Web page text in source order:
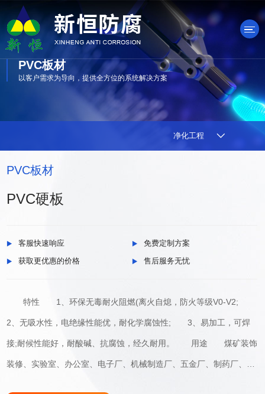
产品中心
PVC板材
以客户需求为导向，提供全方位的系统解决方案
PVC板材
PVC硬板
客服快速响应
免费定制方案
获取更优惠的价格
售后服务无忧
特性 1、环保无毒耐火阻燃(离火自熄，防火等级V0-V2;
2、无吸水性，电绝缘性能优，耐化学腐蚀性; 3、易加工，可焊
接;耐候性能好，耐酸碱、抗腐蚀，经久耐用。 用途 煤矿装饰
装修、实验室、办公室、电子厂、机械制造厂、五金厂、制药厂、汽